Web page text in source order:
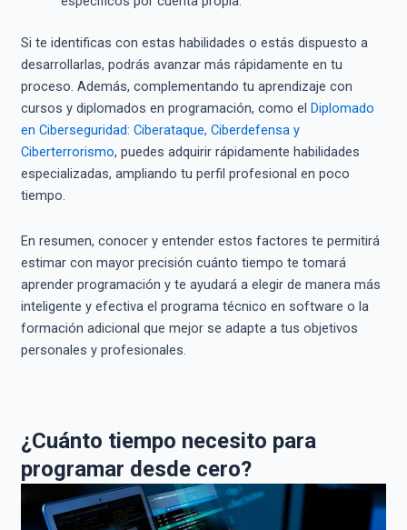
Si te identificas con estas habilidades o estás dispuesto a
desarrollarlas, podrás avanzar más rápidamente en tu
proceso. Además, complementando tu aprendizaje con
cursos y diplomados en programación, como el Diplomado
en Ciberseguridad: Ciberataque, Ciberdefensa y
Ciberterrorismo, puedes adquirir rápidamente habilidades
especializadas, ampliando tu perfil profesional en poco
tiempo.
En resumen, conocer y entender estos factores te permitirá
estimar con mayor precisión cuánto tiempo te tomará
aprender programación y te ayudará a elegir de manera más
inteligente y efectiva el programa técnico en software o la
formación adicional que mejor se adapte a tus objetivos
personales y profesionales.
¿Cuánto tiempo necesito para
programar desde cero?